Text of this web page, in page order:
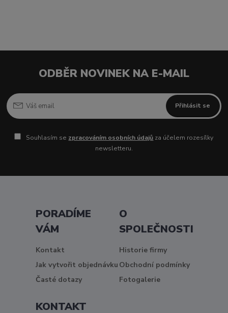
ODBĚR NOVINEK NA E-MAIL
Přihlásit se
Souhlasím se zpracováním osobních údajů za účelem rozesílky
newsletteru.
PORADÍME
VÁM
Kontakt
Jak vytvořit objednávku
Časté dotazy
O
SPOLEČNOSTI
Historie firmy
Obchodní podmínky
Fotogalerie
KONTAKT